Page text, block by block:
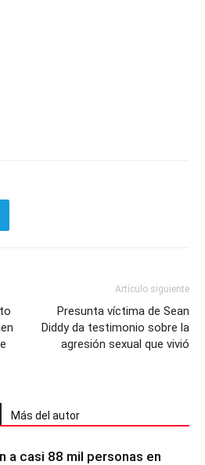
Artículo siguiente
Presunta víctima de Sean
Diddy da testimonio sobre la
agresión sexual que vivió
Más del autor
a casi 88 mil personas en